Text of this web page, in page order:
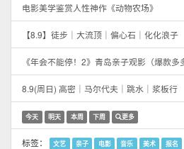
电影美学鉴赏人性神作《动物农场》
【8.9】徒步｜大流顶｜偏心石｜化化浪子
《年会不能停！2》青岛亲子观影（爆款多
8.9(周日) 高密｜马尔代夫｜跳水｜浆板行
今天 明天 本周 下周 更多
标签： 文艺 亲子 电影 音乐 美术 报名